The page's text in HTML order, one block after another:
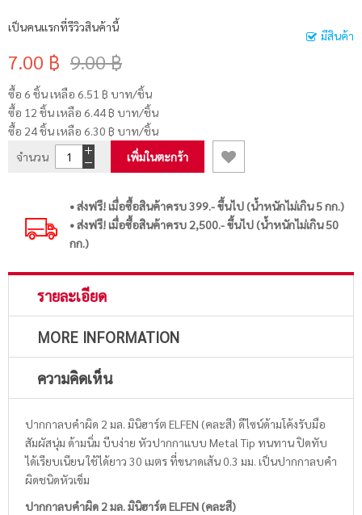
มีสินค้า
เป็นคนแรกที่รีวิวสินค้านี้
7.00 ฿ 9.00 ฿
ซื้อ 6 ชิ้น เหลือ 6.51 ฿ บาท/ชิ้น
ซื้อ 12 ชิ้น เหลือ 6.44 ฿ บาท/ชิ้น
ซื้อ 24 ชิ้น เหลือ 6.30 ฿ บาท/ชิ้น
จำนวน
เพิ่มในตะกร้า
• ส่งฟรี! เมื่อซื้อสินค้าครบ 399.- ขึ้นไป (น้ำหนักไม่เกิน 5 กก.)
• ส่งฟรี! เมื่อซื้อสินค้าครบ 2,500.- ขึ้นไป (น้ำหนักไม่เกิน 50
กก.)
รายละเอียด
MORE INFORMATION
ความคิดเห็น
ปากกาลบคำผิด 2 มล. มินิฮาร์ต ELFEN (คละสี) ดีไซน์ด้ามโค้งรับมือ
สัมผัสนุ่ม ด้ามนิ่ม บีบง่าย หัวปากกาแบบ Metal Tip ทนทาน ปิดทับ
ได้เรียบเนียน ใช้ได้ยาว 30 เมตร ที่ขนาดเส้น 0.3 มม. เป็นปากกาลบคำ
ผิดชนิดหัวเข็ม
ปากกาลบคำผิด 2 มล. มินิฮาร์ต ELFEN (คละสี)